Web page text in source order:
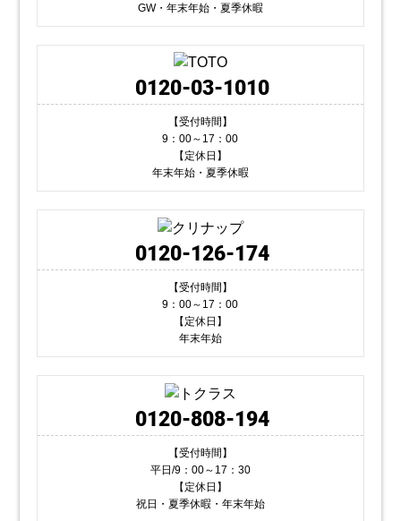
GW・年末年始・夏季休暇
0120-03-1010
【受付時間】
9：00～17：00
【定休日】
年末年始・夏季休暇
0120-126-174
【受付時間】
9：00～17：00
【定休日】
年末年始
0120-808-194
【受付時間】
平日/9：00～17：30
【定休日】
祝日・夏季休暇・年末年始